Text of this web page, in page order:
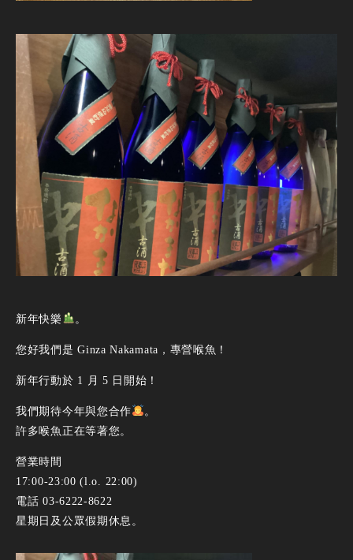
新年快樂 。
您好我們是 Ginza Nakamata，專營喉魚！
新年行動於 1 月 5 日開始！
我們期待今年與您合作
。
許多喉魚正在等著您。
營業時間
17:00-23:00 (l.o. 22:00)
電話 03-6222-8622
星期日及公眾假期休息。